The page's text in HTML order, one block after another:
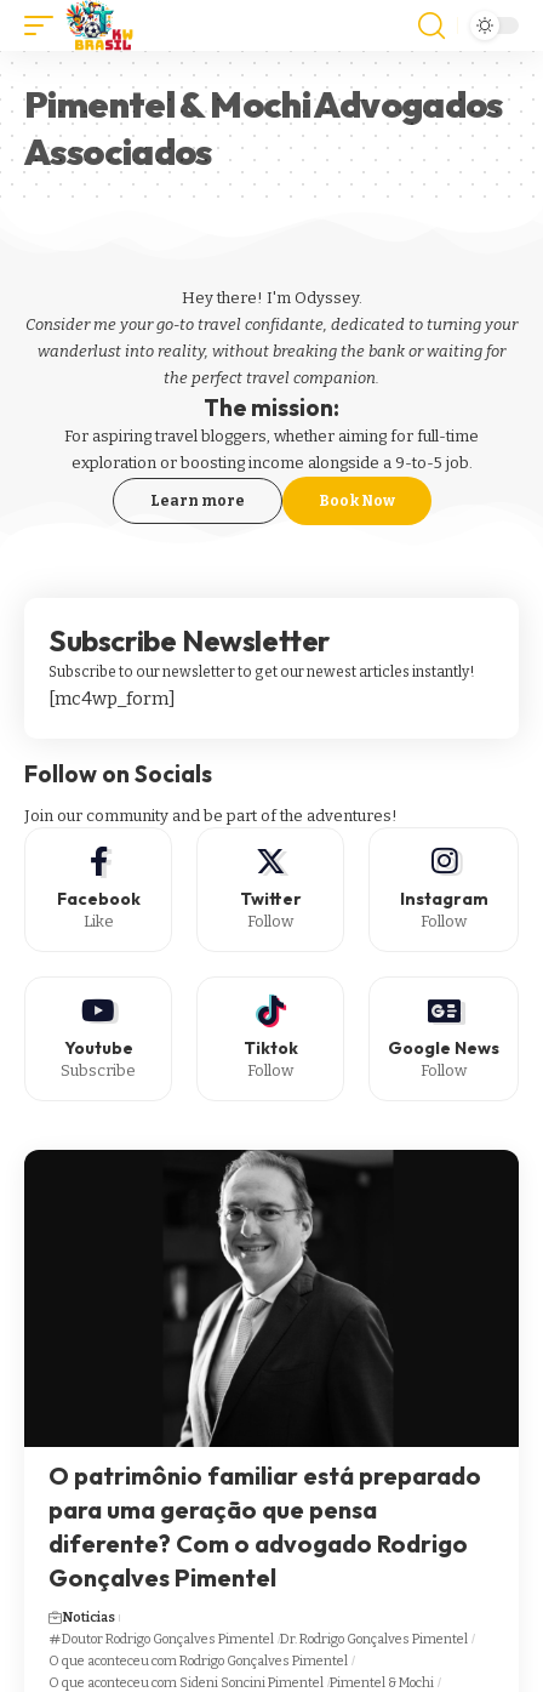
Pimentel & Mochi Advogados
Associados
Hey there! I'm Odyssey.
Consider me your go-to travel confidante, dedicated to turning your
wanderlust into reality, without breaking the bank or waiting for
the perfect travel companion.
The mission:
For aspiringtravel bloggers, whether aiming for full-time
exploration or boosting income alongside a 9-to-5 job.
Learn more Book Now
Subscribe Newsletter
Subscribe to our newsletter to get our newest articles instantly!
[mc4wp_form]
Follow on Socials
Join our community and be part of the adventures!
Facebook
Like
Twitter
Follow
Instagram
Follow
Youtube
Subscribe
Tiktok
Follow
Google News
Follow
O patrimônio familiar está preparado
para uma geração que pensa
diferente? Com o advogado Rodrigo
Gonçalves Pimentel
Noticias
Doutor Rodrigo Gonçalves Pimentel Dr. Rodrigo Gonçalves Pimentel
O que aconteceu com Rodrigo Gonçalves Pimentel
O que aconteceu com Sideni Soncini Pimentel Pimentel & Mochi